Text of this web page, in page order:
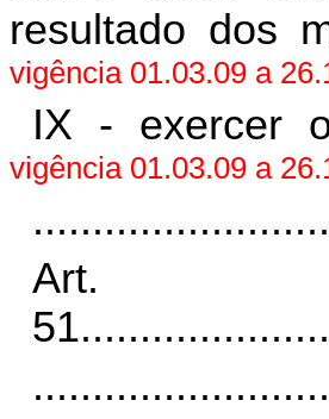
resultado dos
vigência 01.03.09 a
IX - exercer
vigência 01.03.09 a
Art.
51